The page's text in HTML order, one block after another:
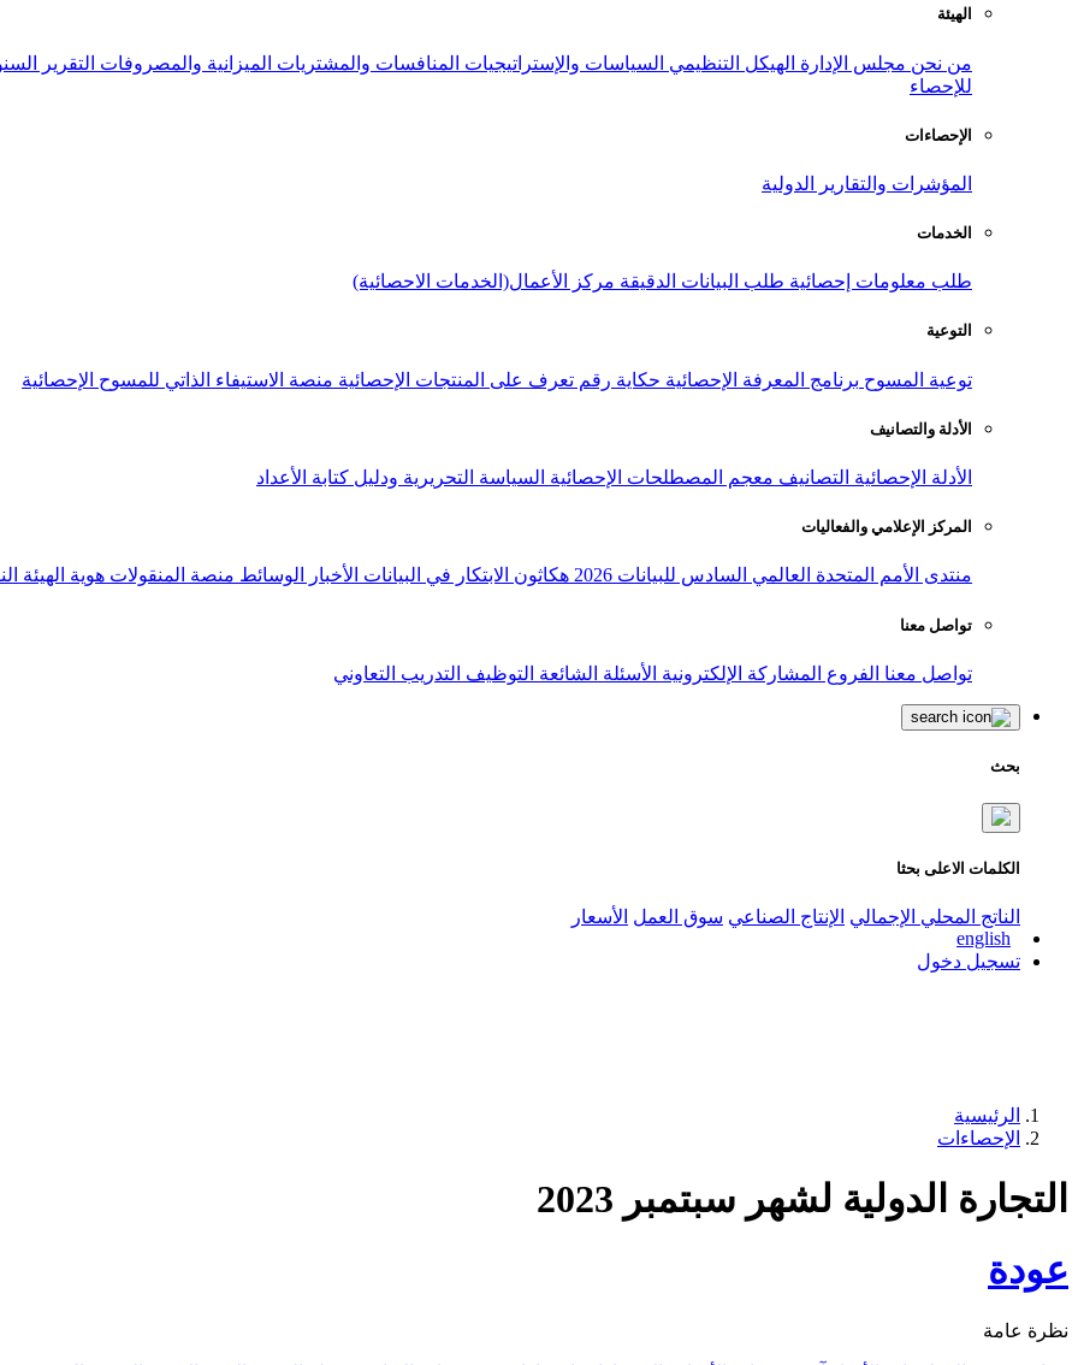
الهيئة
من نحن مجلس الإدارة الهيكل التنظيمي السياسات والإستراتيجيات المنافسات والمشتريات الميزانية والمصروفات التقرير
للإحصاء
الإحصاءات
المؤشرات والتقارير الدولية
الخدمات
طلب معلومات إحصائية طلب البيانات الدقيقة مركز الأعمال(الخدمات الاحصائية)
التوعية
توعية المسوح برنامج المعرفة الإحصائية حكاية رقم تعرف على المنتجات الإحصائية منصة الاستيفاء الذاتي للمسوح الإحصائية
الأدلة والتصانيف
الأدلة الإحصائية التصانيف معجم المصطلحات الإحصائية السياسة التحريرية ودليل كتابة الأعداد
المركز الإعلامي والفعاليات
منتدى الأمم المتحدة العالمي السادس للبيانات 2026 هكاثون الابتكار في البيانات الأخبار الوسائط منصة المنقولات هوية الهيئة
تواصل معنا
تواصل معنا الفروع المشاركة الإلكترونية الأسئلة الشائعة التوظيف التدريب التعاوني
بحث
الكلمات الاعلى بحثا
الناتج المحلي الإجمالي الإنتاج الصناعي سوق العمل الأسعار
english
تسجيل دخول
الرئيسية
الإحصاءات
التجارة الدولية لشهر سبتمبر 2023
عودة
نظرة عامة